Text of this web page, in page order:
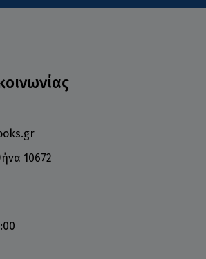
10672